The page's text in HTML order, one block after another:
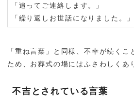
「追ってご連絡します。」
「繰り返しお世話になりました。」
「重ね言葉」と同様、不幸が続く
ため、お葬式の場にはふさわしくあ
不吉とされている言葉